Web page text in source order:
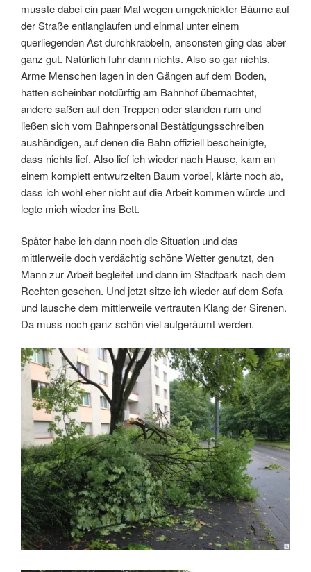
musste dabei ein paar Mal wegen umgeknickter Bäume auf
der Straße entlanglaufen und einmal unter einem
querliegenden Ast durchkrabbeln, ansonsten ging das aber
ganz gut. Natürlich fuhr dann nichts. Also so gar nichts.
Arme Menschen lagen in den Gängen auf dem Boden,
hatten scheinbar notdürftig am Bahnhof übernachtet,
andere saßen auf den Treppen oder standen rum und
ließen sich vom Bahnpersonal Bestätigungsschreiben
aushändigen, auf denen die Bahn offiziell bescheinigte,
dass nichts lief. Also lief ich wieder nach Hause, kam an
einem komplett entwurzelten Baum vorbei, klärte noch ab,
dass ich wohl eher nicht auf die Arbeit kommen würde und
legte mich wieder ins Bett.
Später habe ich dann noch die Situation und das
mittlerweile doch verdächtig schöne Wetter genutzt, den
Mann zur Arbeit begleitet und dann im Stadtpark nach dem
Rechten gesehen. Und jetzt sitze ich wieder auf dem Sofa
und lausche dem mittlerweile vertrauten Klang der Sirenen.
Da muss noch ganz schön viel aufgeräumt werden.